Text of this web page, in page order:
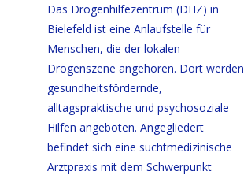
Das Drogenhilfezentrum (DHZ) in
Bielefeld ist eine Anlaufstelle für
Menschen, die der lokalen
Drogenszene angehören. Dort werden
gesundheitsfördernde,
alltagspraktische und psychosoziale
Hilfen angeboten. Angegliedert
befindet sich eine suchtmedizinische
Arztpraxis mit dem Schwerpunkt